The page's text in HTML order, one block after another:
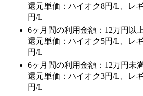
還元単価：ハイオク8円/L、レ
円/L
6ヶ月間の利用金額：12万円以
還元単価：ハイオク5円/L、レ
円/L
6ヶ月間の利用金額：12万円未
還元単価：ハイオク3円/L、レ
円/L